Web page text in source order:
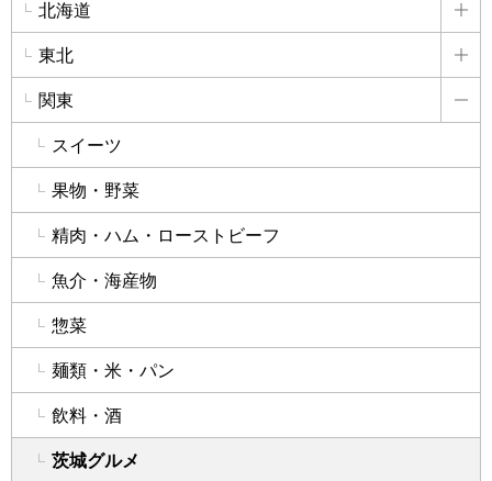
北海道
詳
東北
詳
関東
スイーツ
果物・野菜
精肉・ハム・ローストビーフ
魚介・海産物
惣菜
麺類・米・パン
飲料・酒
茨城グルメ